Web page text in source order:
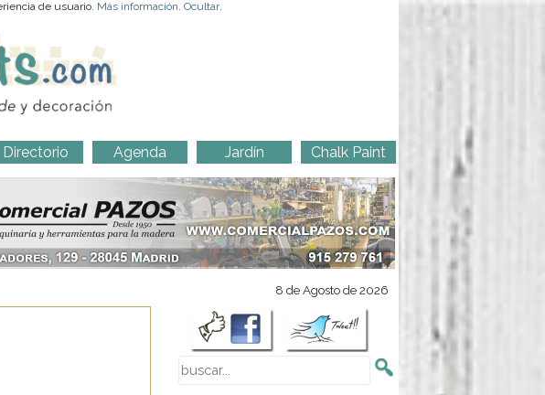
de usuario. Más información. Ocultar.
Directorio Agenda Jardín Chalk Paint
8 de Agosto de 2026